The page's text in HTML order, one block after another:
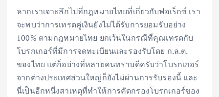
หากเราเจาะลึกไปที่กฎหมายไทยที่เกี่ยวกับฟอเร็กซ์ เรา
จะพบว่าการเทรดคู่เงินยังไม่ได้รับการยอมรับอย่าง
100% ตามกฎหมายไทย ยกเว้นในกรณีที่คุณเทรดกับ
โบรกเกอร์ที่มีการจดทะเบียนและรองรับโดย ก.ล.ต.
ของไทย แต่ก็อย่างที่หลายคนทราบดีครับว่าโบรกเกอร์
จากต่างประเทศส่วนใหญ่ก็ยังไม่ผ่านการรับรองนี้ และ
นี่เป็นอีกหนึ่งสาเหตุที่ทำให้การคัดกรองโบรกเกอร์ของ